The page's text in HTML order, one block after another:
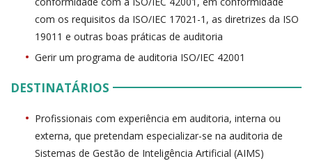
com os requisitos da ISO/IEC 17021-1, as diretrizes da ISO
19011 e outras boas práticas de auditoria
Gerir um programa de auditoria ISO/IEC 42001
DESTINATÁRIOS
Profissionais com experiência em auditoria, interna ou
externa, que pretendam especializar-se na auditoria de
Sistemas de Gestão de Inteligência Artificial (AIMS)